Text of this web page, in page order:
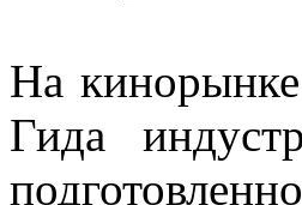
На кинорынке
Гида